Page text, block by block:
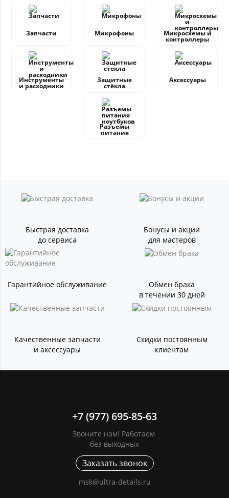
Запчасти Микрофоны Микросхемы и
контроллеры
Инструменты
и расходники
Защитные
стёкла
Аксессуары
Разъемы
питания
Быстрая доставка
до сервиса
Бонусы и акции
для мастеров
Гарантийное обслуживание
Обмен брака
в течении 30 дней
Качественные запчасти
и аксессуары
Скидки постоянным
клиентам
+7 (977) 695-85-63
Звоните нам! Работаем
без выходных
Заказать звонок
msk@ultra-details.ru